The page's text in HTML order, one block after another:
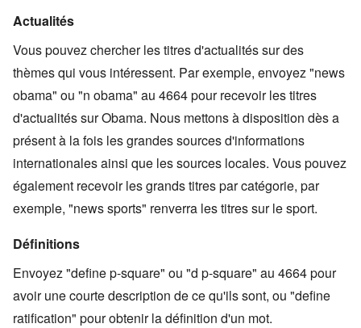
Actualités
Vous pouvez chercher les titres d'actualités sur des
thèmes qui vous intéressent. Par exemple, envoyez "news
obama" ou "n obama" au 4664 pour recevoir les titres
d'actualités sur Obama. Nous mettons à disposition dès a
présent à la fois les grandes sources d'informations
internationales ainsi que les sources locales. Vous pouvez
également recevoir les grands titres par catégorie, par
exemple, "news sports" renverra les titres sur le sport.
Définitions
Envoyez "define p-square" ou "d p-square" au 4664 pour
avoir une courte description de ce qu'ils sont, ou "define
ratification" pour obtenir la définition d'un mot.